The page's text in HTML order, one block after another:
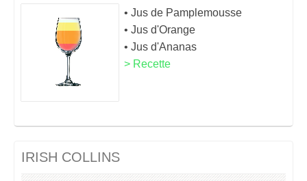
• Jus de Pamplemousse
• Jus d'Orange
• Jus d'Ananas
> Recette
IRISH COLLINS